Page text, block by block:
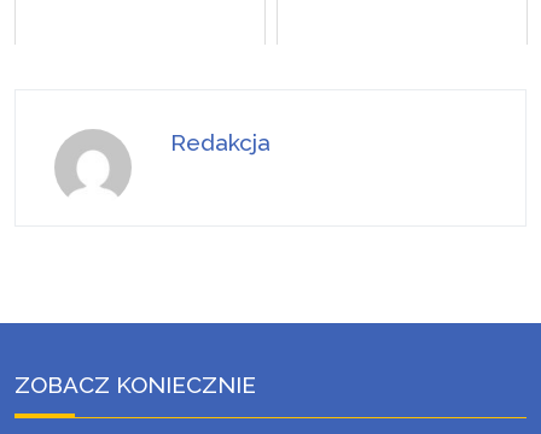
Redakcja
ZOBACZ KONIECZNIE